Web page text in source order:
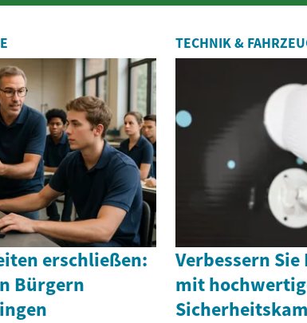
erschließen:
Bürgern
TECHNIK &
Verbessern
mit